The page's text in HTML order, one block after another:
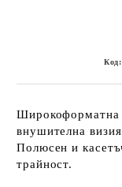
Код:
Широкоформатна
внушителна
Полюсен и
трайност.